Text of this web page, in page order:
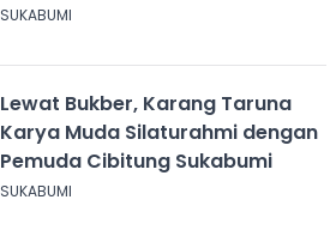
SUKABUMI
Lewat Bukber, Karang Taruna
Karya Muda Silaturahmi dengan
Pemuda Cibitung Sukabumi
SUKABUMI